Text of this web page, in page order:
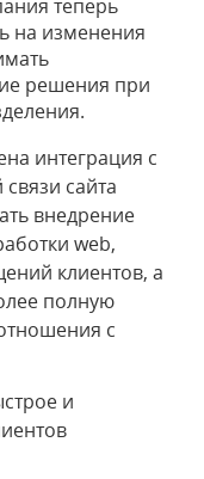
теперь
на изменения
решения при
интеграция с
сайта
внедрение
web,
клиентов, а
полную
с
и